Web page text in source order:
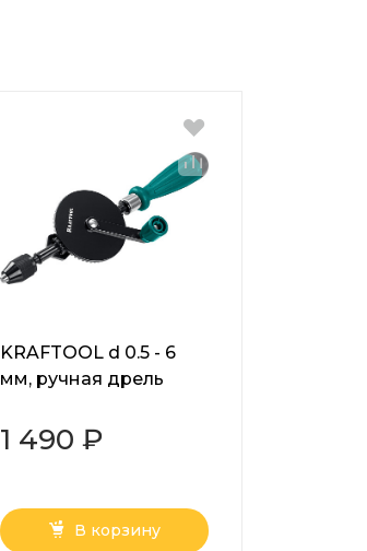
KRAFTOOL d 0.5 - 6
мм, ручная дрель
1 490 ₽
В корзину